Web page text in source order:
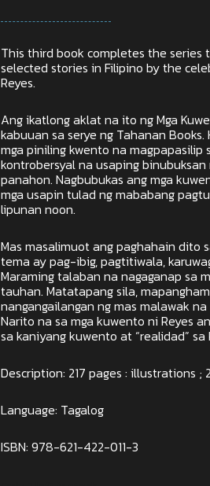
This third book completes the series
selected stories in Filipino by the
Reyes.
Ang ikatlong aklat na ito ng Mga
kabuuan sa serye ng Tahanan
mga piniling kwento na magpapasilip
kontrobersyal na usaping binubuksan
panahon. Nagbubukas ang mga
mga usapin tulad ng mababang
lipunan noon.
Mas masalimuot ang paghahain dito
tema ay pag-ibig, pagtitiwala,
Maraming talaban na nagaganap sa
tauhan. Matatapang sila,
nangangailangan ng mas malawak
Narito na sa mga kuwento ni Reyes
sa kaniyang kuwento at “realidad” sa
Description: 217 pages : illustrations ;
Language: Tagalog
ISBN: 978-621-422-011-3